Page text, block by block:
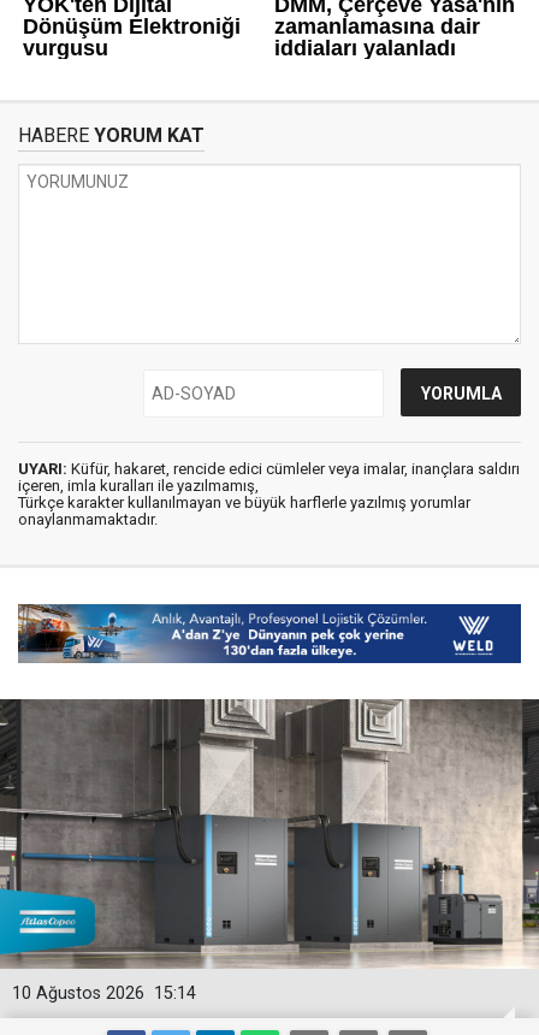
HABERE YORUM KAT
UYARI: Küfür, hakaret, rencide edici cümleler veya imalar, inançlara saldırı
içeren, imla kuralları ile yazılmamış,
Türkçe karakter kullanılmayan ve büyük harflerle yazılmış yorumlar
onaylanmamaktadır.
15:14
10 Ağustos 2026